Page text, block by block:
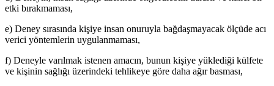
etki bırakmaması,
e) Deney sırasında kişiye insan onuruyla bağdaşmayacak ölçüde acı
verici yöntemlerin uygulanmaması,
f) Deneyle varılmak istenen amacın, bunun kişiye yüklediği külfete
ve kişinin sağlığı üzerindeki tehlikeye göre daha ağır basması,